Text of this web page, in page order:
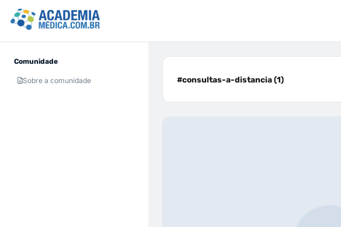
Comunidade
Sobre a comunidade #consultas-a-distancia (1)